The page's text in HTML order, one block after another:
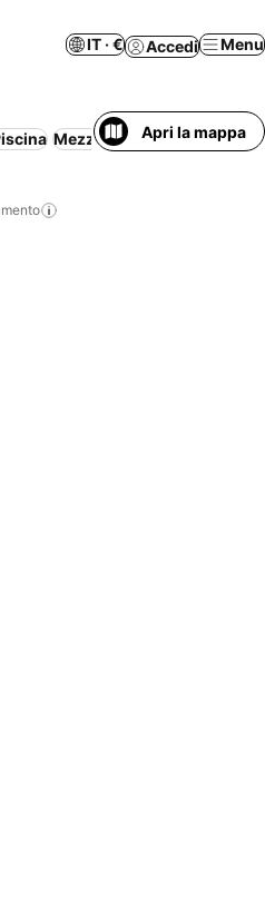
IT · € Accedi Menu
Mezza pensione Pensione
Apri la mappa